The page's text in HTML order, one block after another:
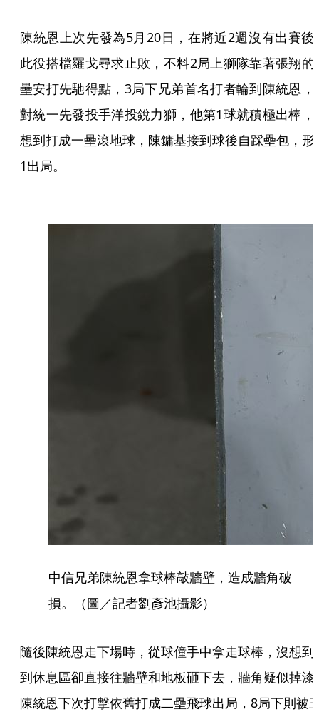
陳統恩上次先發為5月20日，在將近2週沒有出賽後
此役搭檔羅戈尋求止敗，不料2局上獅隊靠著張翔的
壘安打先馳得點，3局下兄弟首名打者輪到陳統恩，
對統一先發投手洋投銳力獅，他第1球就積極出棒，
想到打成一壘滾地球，陳鏞基接到球後自踩壘包，形
1出局。
中信兄弟陳統恩拿球棒敲牆壁，造成牆角破
損。（圖／記者劉彥池攝影）
隨後陳統恩走下場時，從球僮手中拿走球棒，沒想到
到休息區卻直接往牆壁和地板砸下去，牆角疑似掉漆
陳統恩下次打擊依舊打成二壘飛球出局，8局下則被